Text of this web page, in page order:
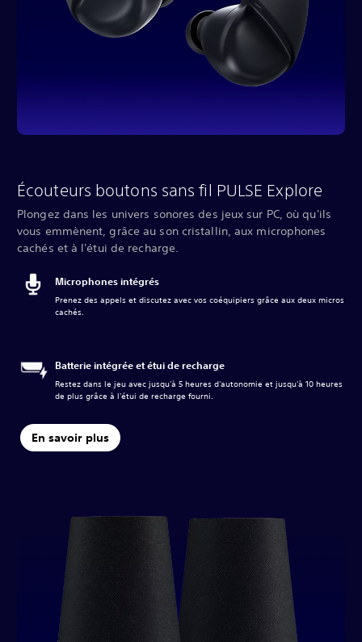
Écouteurs boutons sans fil PULSE Explore
Plongez dans les univers sonores des jeux sur PC, où qu'ils
vous emmènent, grâce au son cristallin, aux microphones
cachés et à l'étui de recharge.
Microphones intégrés
Prenez des appels et discutez avec vos coéquipiers grâce aux deux micros
cachés.
Batterie intégrée et étui de recharge
Restez dans le jeu avec jusqu'à 5 heures d'autonomie et jusqu'à 10 heures
de plus grâce à l'étui de recharge fourni.
En savoir plus